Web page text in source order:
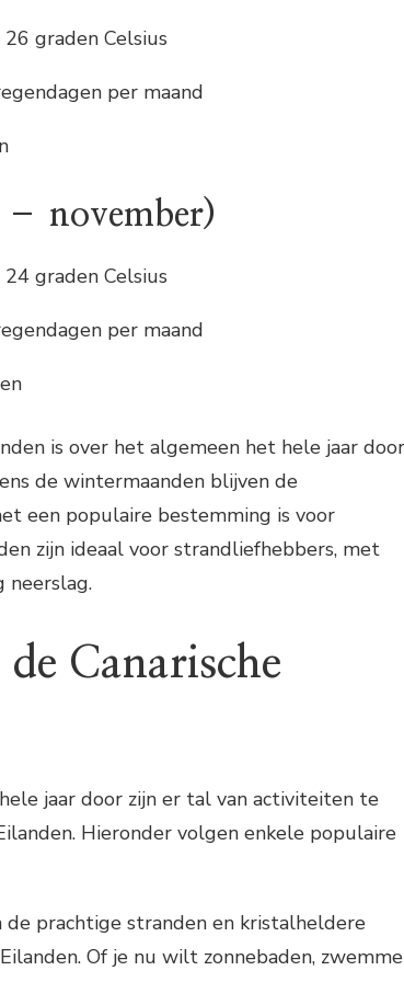
graden Celsius
per maand
– november)
graden Celsius
per maand
is over het algemeen het hele jaar door
de wintermaanden blijven de
een populaire bestemming is voor
zijn ideaal voor strandliefhebbers, met
neerslag.
Canarische
jaar door zijn er tal van activiteiten te
Hieronder volgen enkele populaire
de prachtige stranden en kristalheldere
Of je nu wilt zonnebaden,